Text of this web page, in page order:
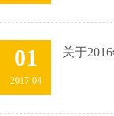
01
2017-04
关于